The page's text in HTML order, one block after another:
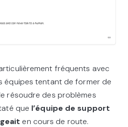
fréquents avec
équipes tentant de former de
résoudre des problèmes
que l’équipe de support
en cours de route.